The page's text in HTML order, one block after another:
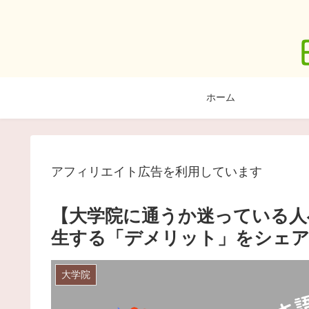
ホーム
アフィリエイト広告を利用しています
【大学院に通うか迷っている
生する「デメリット」をシェ
大学院